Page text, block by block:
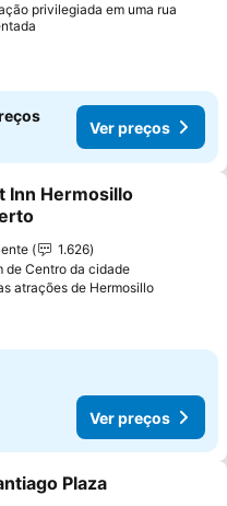
privilegiada em uma rua
Ver preços
aos favoritos
Inn Hermosillo
1.626
de Centro da cidade
atrações de HermosilloVer
Ver preços
aos favoritos
Plaza